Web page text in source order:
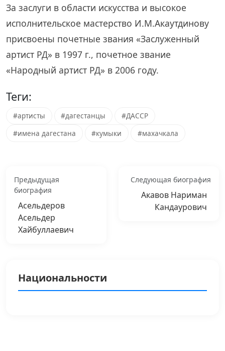
За заслуги в области искусства и высокое
исполнительское мастерство И.М.Акаутдинову
присвоены почетные звания «Заслуженный
артист РД» в 1997 г., почетное звание
«Народный артист РД» в 2006 году.
Теги:
#артисты #дагестанцы
#ДАССР
#имена дагестана
#кумыки #махачкала
Предыдущая
биография
Асельдеров
Асельдер
Хайбуллаевич
Следующая биография
Акавов Нариман
Кандаурович
Национальности